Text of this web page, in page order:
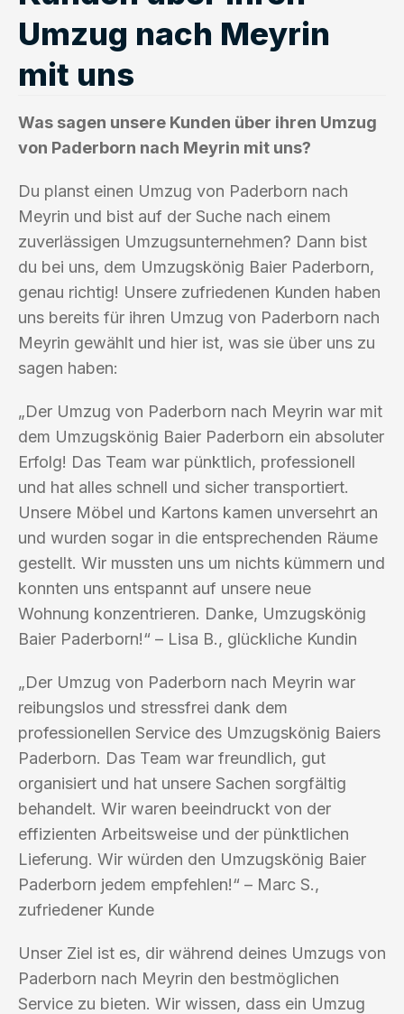
Umzug nach Meyrin
mit uns
Was sagen unsere Kunden über ihren Umzug
von Paderborn nach Meyrin mit uns?
Du planst einen Umzug von Paderborn nach
Meyrin und bist auf der Suche nach einem
zuverlässigen Umzugsunternehmen? Dann bist
du bei uns, dem Umzugskönig Baier Paderborn,
genau richtig! Unsere zufriedenen Kunden haben
uns bereits für ihren Umzug von Paderborn nach
Meyrin gewählt und hier ist, was sie über uns zu
sagen haben:
„Der Umzug von Paderborn nach Meyrin war mit
dem Umzugskönig Baier Paderborn ein absoluter
Erfolg! Das Team war pünktlich, professionell
und hat alles schnell und sicher transportiert.
Unsere Möbel und Kartons kamen unversehrt an
und wurden sogar in die entsprechenden Räume
gestellt. Wir mussten uns um nichts kümmern und
konnten uns entspannt auf unsere neue
Wohnung konzentrieren. Danke, Umzugskönig
Baier Paderborn!“ – Lisa B., glückliche Kundin
„Der Umzug von Paderborn nach Meyrin war
reibungslos und stressfrei dank dem
professionellen Service des Umzugskönig Baiers
Paderborn. Das Team war freundlich, gut
organisiert und hat unsere Sachen sorgfältig
behandelt. Wir waren beeindruckt von der
effizienten Arbeitsweise und der pünktlichen
Lieferung. Wir würden den Umzugskönig Baier
Paderborn jedem empfehlen!“ – Marc S.,
zufriedener Kunde
Unser Ziel ist es, dir während deines Umzugs von
Paderborn nach Meyrin den bestmöglichen
Service zu bieten. Wir wissen, dass ein Umzug